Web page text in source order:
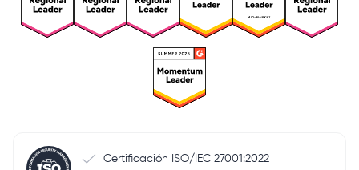
Certificación ISO/IEC 27001:2022